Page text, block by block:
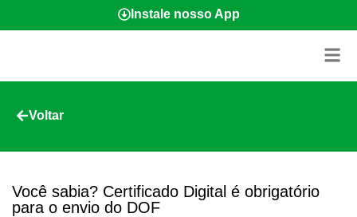
Instale nosso App
Voltar
Você sabia? Certificado Digital é obrigatório
para o envio do DOF